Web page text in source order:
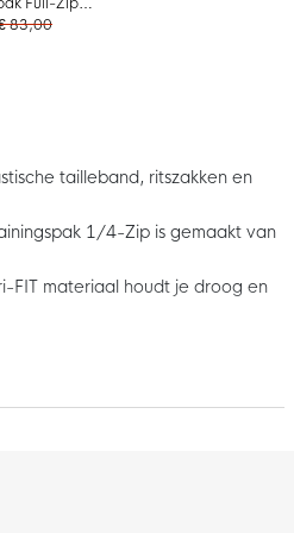
Grijs Wit
83,00
tailleband, ritszakken en
1/4-Zip is gemaakt van
FIT materiaal houdt je droog en
25 Trainingspak 1/4-Zip Kids